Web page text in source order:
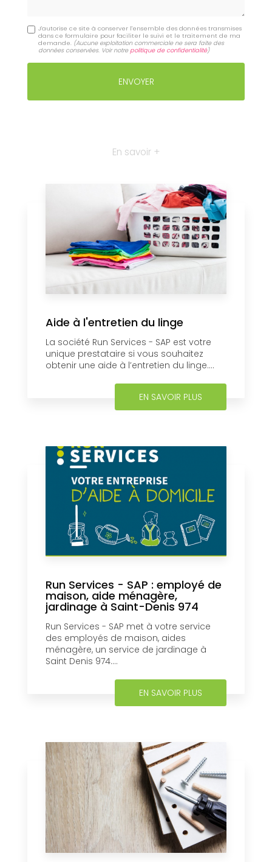
J'autorise ce site à conserver l'ensemble des données transmises
dans ce formulaire pour faciliter le suivi et le traitement de ma
demande. (Aucune exploitation commerciale ne sera faite des
données conservées. Voir notrepolitique de confidentialité)
En savoir +
Aide à l'entretien du linge
La société Run Services - SAP est votre
unique prestataire si vous souhaitez
obtenir une aide à l’entretien du linge....
EN SAVOIR PLUS
Run Services - SAP : employé de
maison, aide ménagère,
jardinage à Saint-Denis 974
Run Services - SAP met à votre service
des employés de maison, aides
ménagère, un service de jardinage à
Saint Denis 974....
EN SAVOIR PLUS